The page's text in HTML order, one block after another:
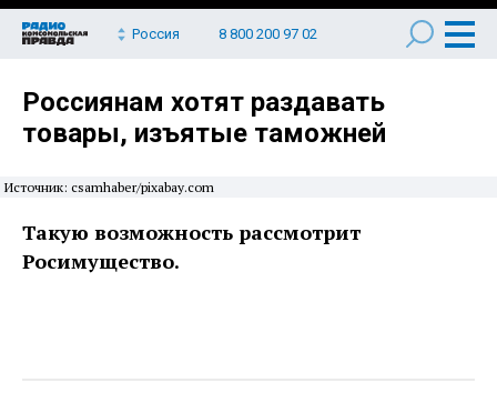
Россия 8 800 200 97 02
Россиянам хотят раздавать
товары, изъятые таможней
Источник: csamhaber/pixabay.com
Такую возможность рассмотрит
Росимущество.